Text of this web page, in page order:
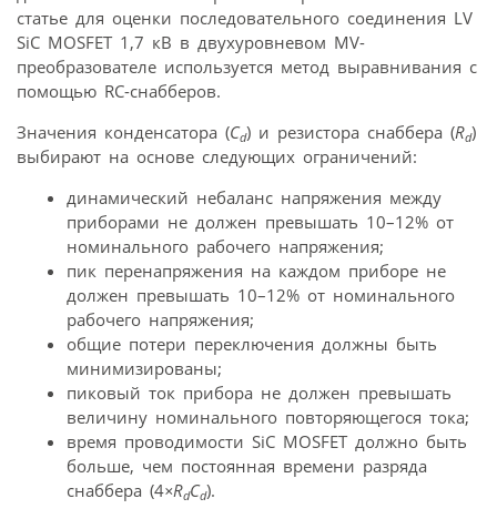
статье для оценки последовательного соединения LV
SiC MOSFET 1,7 кВ в двухуровневом MV-
преобразователе используется метод выравнивания с
помощью RC-снабберов.
Значения конденсатора (Cd) и резистора снаббера (Rd)
выбирают на основе следующих ограничений:
динамический небаланс напряжения между
приборами не должен превышать 10–12% от
номинального рабочего напряжения;
пик перенапряжения на каждом приборе не
должен превышать 10–12% от номинального
рабочего напряжения;
общие потери переключения должны быть
минимизированы;
пиковый ток прибора не должен превышать
величину номинального повторяющегося тока;
время проводимости SiC MOSFET должно быть
больше, чем постоянная времени разряда
снаббера (4×RdCd).